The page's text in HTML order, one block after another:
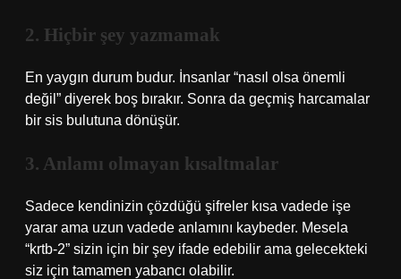
2. Hiçbir şey yazmamak
En yaygın durum budur. İnsanlar “nasıl olsa önemli
değil” diyerek boş bırakır. Sonra da geçmiş harcamalar
bir sis bulutuna dönüşür.
3. Anlamı olmayan kısaltmalar
Sadece kendinizin çözdüğü şifreler kısa vadede işe
yarar ama uzun vadede anlamını kaybeder. Mesela
“krtb-2” sizin için bir şey ifade edebilir ama gelecekteki
siz için tamamen yabancı olabilir.